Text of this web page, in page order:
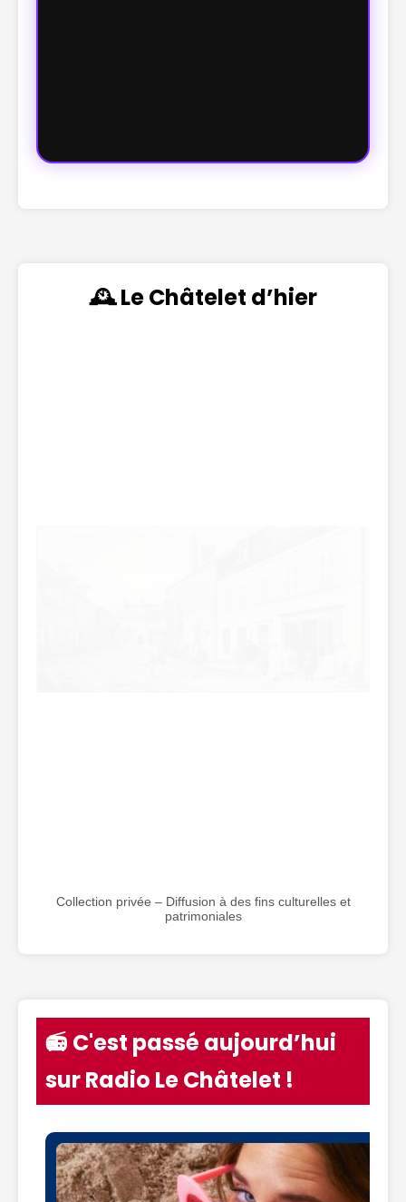
🕰️ Le Châtelet d’hier
Collection privée – Diffusion à des fins culturelles et
patrimoniales
📻 C'est passé aujourd’hui
sur Radio Le Châtelet !